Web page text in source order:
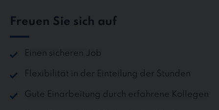
Freuen Sie sich auf
Einen sicheren Job
Flexibilität in der Einteilung der Stunden
Gute Einarbeitung durch erfahrene Kollegen